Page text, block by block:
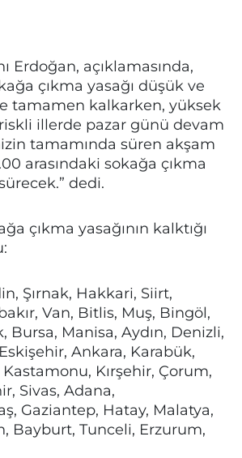
Erdoğan, açıklamasında,
çıkma yasağı düşük ve
tamamen kalkarken, yüksek
illerde pazar günü devam
tamamında süren akşam
arasındaki sokağa çıkma
dedi.
çıkma yasağının kalktığı
Şırnak, Hakkari, Siirt,
Van, Bitlis, Muş, Bingöl,
Bursa, Manisa, Aydın, Denizli,
Ankara, Karabük,
Kastamonu, Kırşehir, Çorum,
Sivas, Adana,
Gaziantep, Hatay, Malatya,
Bayburt, Tunceli, Erzurum,